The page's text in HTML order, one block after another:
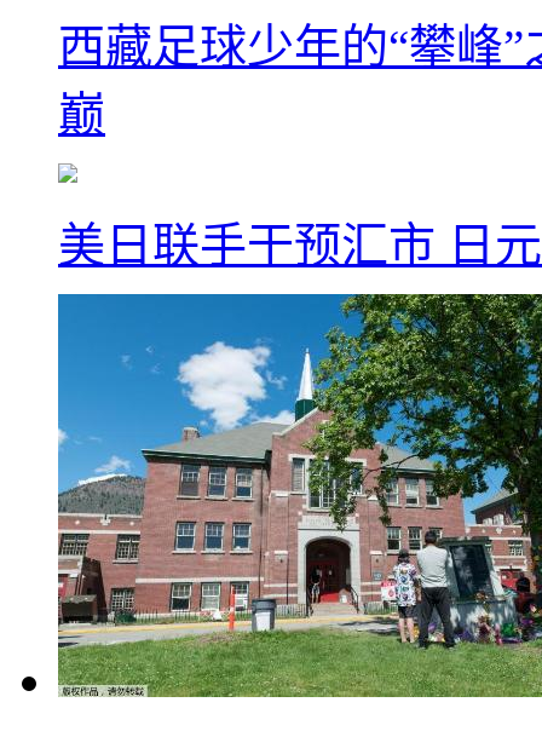
西藏足球少年的“攀峰
巅
美日联手干预汇市 日